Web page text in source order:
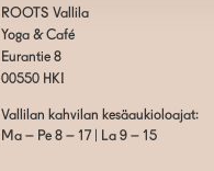
ROOTS Vallila
Yoga & Café
Eurantie 8
00550 HKI
Vallilan kahvilan kesäaukioloajat:
Ma – Pe 8 – 17 | La 9 – 15